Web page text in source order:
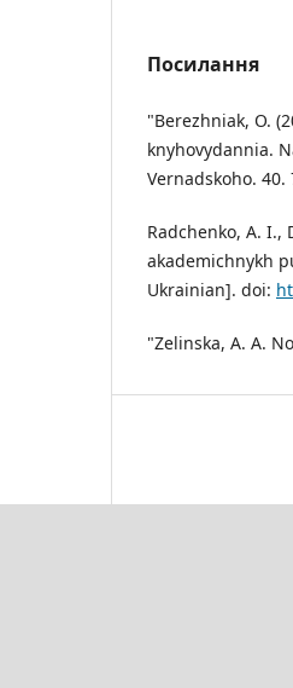
Посилання
"Berezhniak, O.
knyhovydannia.
Vernadskoho.
Radchenko, A. I.,
akademichnykh
Ukrainian]. doi:
"Zelinska, A. A.